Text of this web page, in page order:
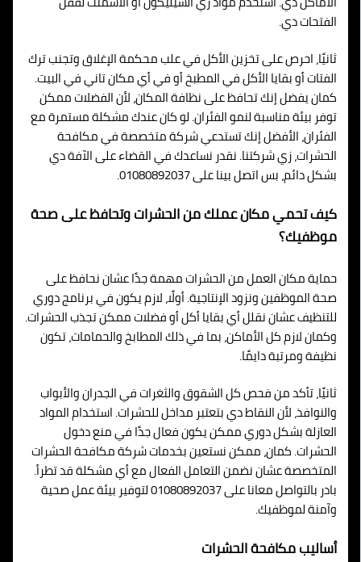
الفتحات دي.
ثانيًا، احرص على تخزين الأكل في علب محكمة الإغلاق وتجنب ترك
الفتات أو بقايا الأكل في المطبخ أو في أي مكان تاني في البيت.
كمان يفضل إنك تحافظ على نظافة المكان، لأن الفضلات ممكن
توفر بيئة مناسبة لنمو الفئران. لو كان عندك مشكلة مستمرة مع
الفئران، الأفضل إنك تستدعي شركة متخصصة في مكافحة
الحشرات، زي شركتنا. نقدر نساعدك في القضاء على الآفة دي
بشكل دائم، بس اتصل بينا على 01080892037.
كيف تحمي مكان عملك من الحشرات وتحافظ على صحة
موظفيك؟
حماية مكان العمل من الحشرات مهمة جدًا عشان نحافظ على
صحة الموظفين ونزود الإنتاجية. أولًا، لازم يكون في برنامج دوري
للتنظيف عشان نقلل أي بقايا أكل أو فضلات ممكن تجذب الحشرات.
وكمان لازم كل الأماكن، بما في ذلك المطابخ والحمامات، تكون
نظيفة ومرتبة دايمًا.
ثانيًا، تأكد من فحص كل الشقوق والثغرات في الجدران والأبواب
والنوافذ، لأن النقاط دي بتعتبر مداخل للحشرات. استخدام المواد
العازلة بشكل دوري ممكن يكون فعال جدًا في منع دخول
الحشرات. كمان، ممكن نستعين بخدمات شركة مكافحة الحشرات
المتخصصة عشان نضمن التعامل الفعال مع أي مشكلة قد تطرأ.
بادر بالتواصل معانا على 01080892037 لتوفير بيئة عمل صحية
وآمنة لموظفيك.
أساليب مكافحة الحشرات